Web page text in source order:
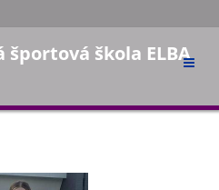
škola ELBA